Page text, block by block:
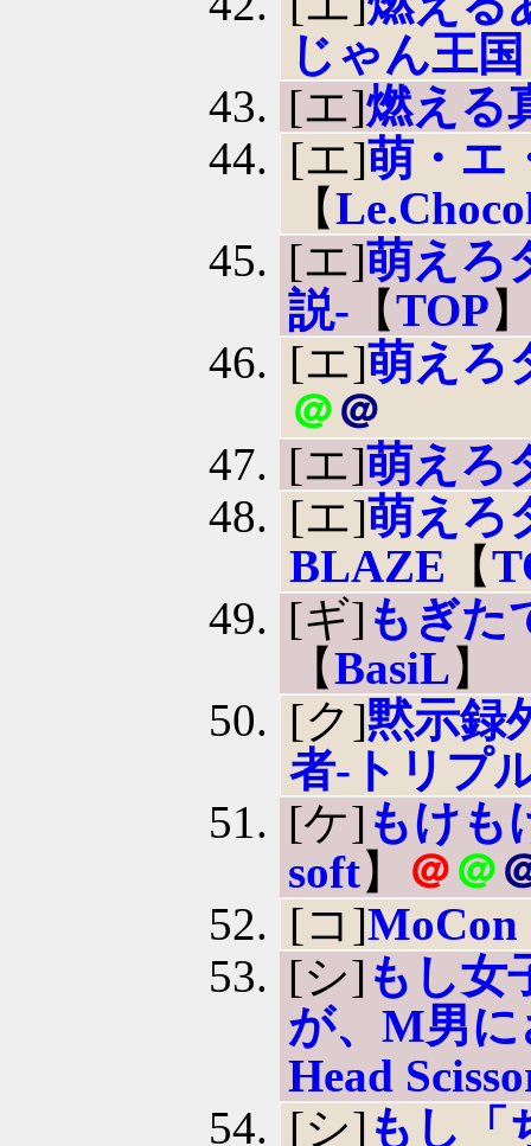
じゃん王国
[エ]燃える
[エ]萌・エ
【
[エ]萌えろ
説- 【TOP
[エ]萌えろ
＠＠
[エ]萌えろ
[エ]萌えろ
BLAZE 【
[ギ] もぎた
【BasiL】
[ク]黙示録
者-トリプ
[ケ] もけも
soft】 ＠＠
[コ]MoCon
[シ] もし女
が、M男
Head
[シ] もし「